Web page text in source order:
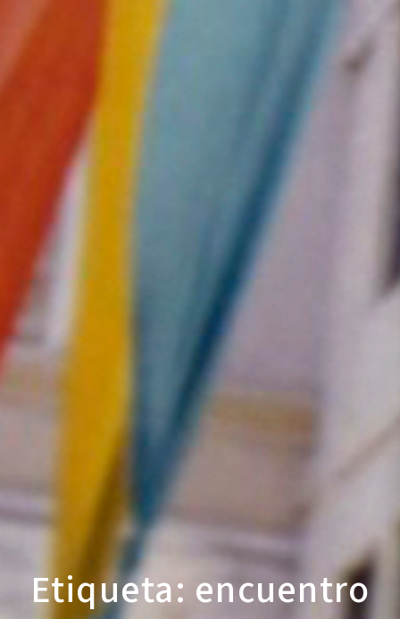
Etiqueta: encuentro